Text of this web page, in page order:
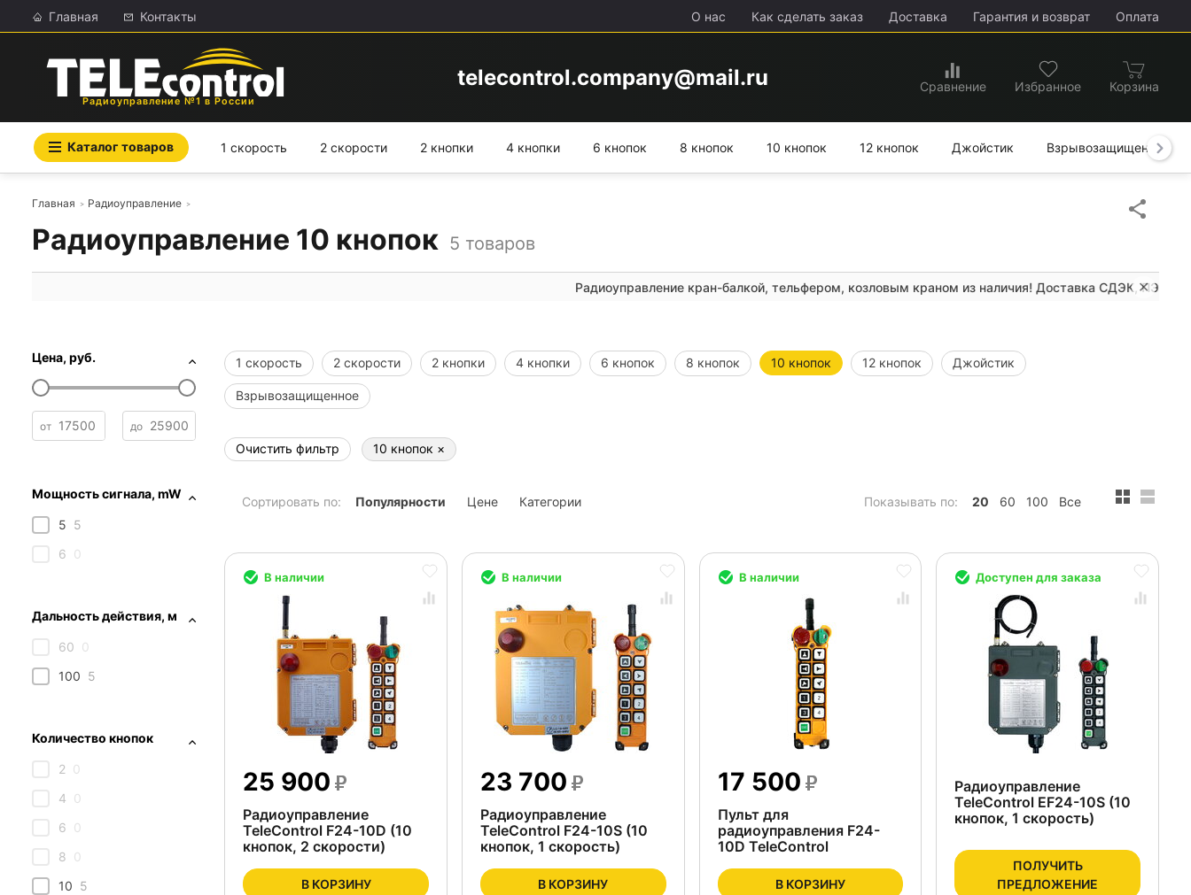
Главная Контакты О нас Как сделать заказ Доставка Гарантия и возврат Оплата
Радиоуправление №1 в России
telecontrol.company@mail.ru
Каталог товаров 1 скорость 2 скорости 2 кнопки 4 кнопки 6 кнопок 8 кнопок 10 кнопок 12 кнопок Джойстик Взрывозащищенное
Главная Радиоуправление
Радиоуправление 10 кнопок 5 товаров
Радиоуправление кран-балкой, тельфером, козловым краном из наличия! Доставка СДЭК, ПЭК, Деловые линии по
✕
Цена, руб.
от до
Мощность сигнала, mW
5 5
6 0
Дальность действия, м
60 0
100 5
Количество кнопок
2 0
4 0
6 0
8 0
10 5
1 скорость 2 скорости 2 кнопки 4 кнопки 6 кнопок 8 кнопок 10 кнопок 12 кнопок Джойстик
Взрывозащищенное
Очистить фильтр 10 кнопок ×
Сортировать по: Популярности Цене Категории Показывать по: 20 60 100 Все
Радиоуправление
TeleControl F24-10D (10
кнопок, 2 скорости)
В наличии
25 900
В КОРЗИНУ
Радиоуправление
TeleControl F24-10S (10
кнопок, 1 скорость)
В наличии
23 700
В КОРЗИНУ
Пульт для
радиоуправления F24-
10D TeleControl
В наличии
17 500
В КОРЗИНУ
Радиоуправление
TeleControl EF24-10S (10
кнопок, 1 скорость)
Доступен для заказа
ПОЛУЧИТЬ
ПРЕДЛОЖЕНИЕ